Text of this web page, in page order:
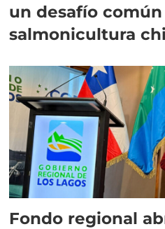
un desafío común
salmonicultura
Fondo regional